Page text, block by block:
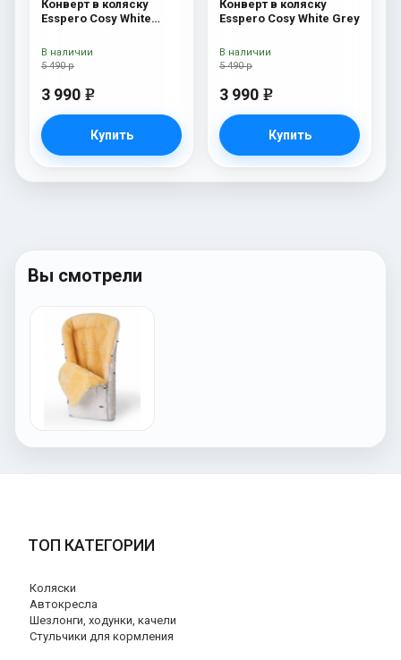
Конверт в коляску
Esspero Cosy White
5 490 р
3 990 e
Купить
В наличии
Конверт в коляску
Esspero Cosy White Grey
5 490 р
3 990 e
Купить
В наличии
Вы смотрели
ТОП КАТЕГОРИИ
Коляски
Автокресла
Шезлонги, ходунки, качели
Стульчики для кормления